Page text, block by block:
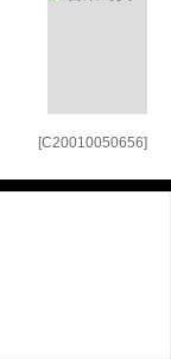
[C20010050656]